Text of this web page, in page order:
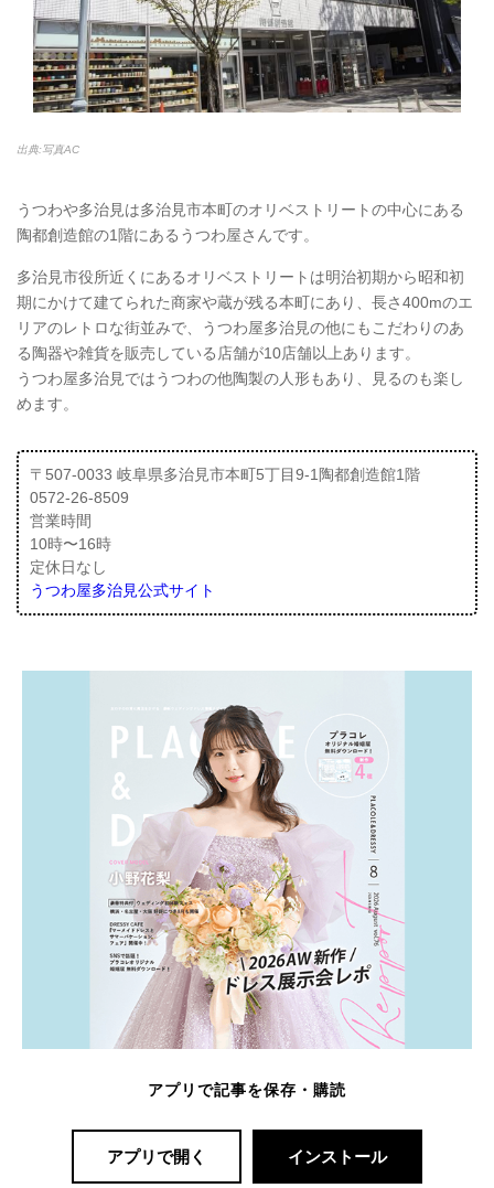
出典:写真AC
うつわや多治見は多治見市本町のオリベストリートの中心にある
陶都創造館の1階にあるうつわ屋さんです。
多治見市役所近くにあるオリベストリートは明治初期から昭和初
期にかけて建てられた商家や蔵が残る本町にあり、長さ400mのエ
リアのレトロな街並みで、うつわ屋多治見の他にもこだわりのあ
る陶器や雑貨を販売している店舗が10店舗以上あります。
うつわ屋多治見ではうつわの他陶製の人形もあり、見るのも楽し
めます。
〒507-0033 岐阜県多治見市本町5丁目9-1陶都創造館1階
0572-26-8509
営業時間
10時〜16時
定休日なし
うつわ屋多治見公式サイト
アプリで記事を保存・購読
アプリで開く インストール